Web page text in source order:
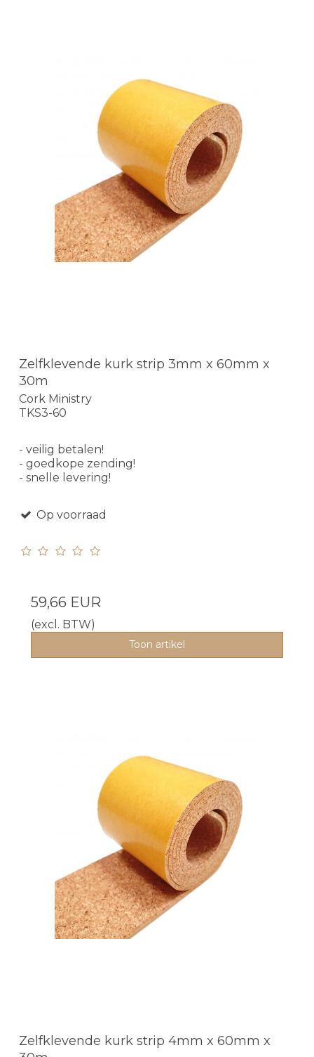
Zelfklevende kurk strip 3mm x 60mm x
30m
Cork Ministry
TKS3-60
- veilig betalen!
- goedkope zending!
- snelle levering!
Op voorraad
59,66 EUR
(excl. BTW)
Toon artikel
Zelfklevende kurk strip 4mm x 60mm x